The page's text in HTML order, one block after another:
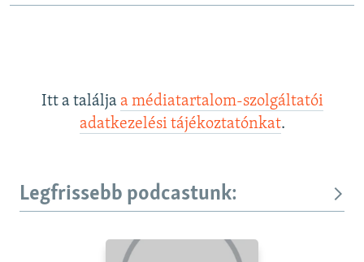
Itt a találja a médiatartalom-szolgáltatói
adatkezelési tájékoztatónkat.
Legfrissebb podcastunk: